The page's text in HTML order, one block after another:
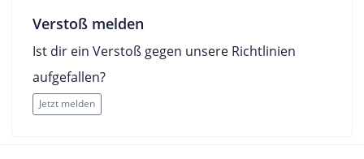
Verstoß melden
Ist dir ein Verstoß gegen unsere Richtlinien
aufgefallen?
Jetzt melden